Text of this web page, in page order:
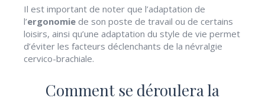
Il est important de noter que l’adaptation de
l’ergonomie de son poste de travail ou de certains
loisirs, ainsi qu’une adaptation du style de vie permet
d’éviter les facteurs déclenchants de la névralgie
cervico-brachiale.
Comment se déroulera la